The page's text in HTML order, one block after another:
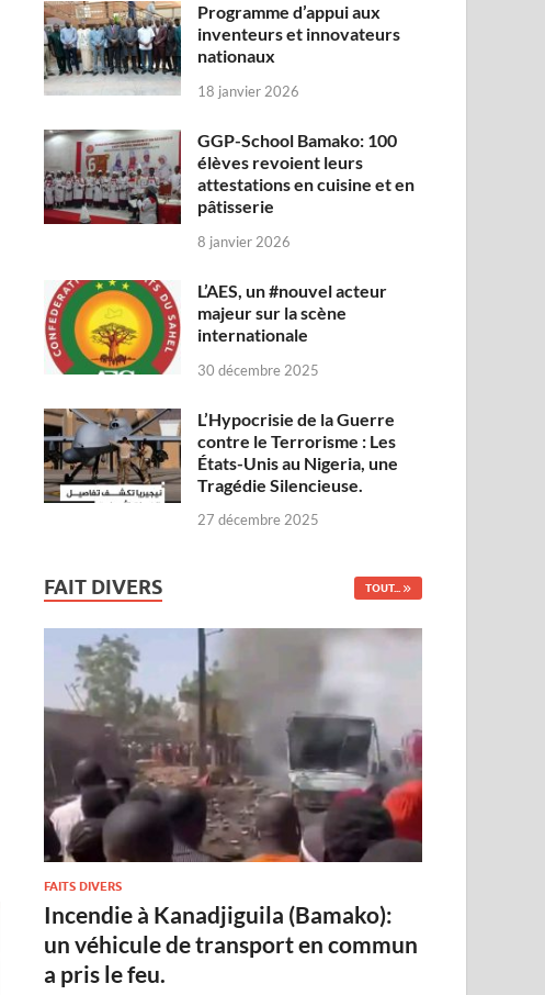
Programme d’appui aux
inventeurs et innovateurs
nationaux
18 janvier 2026
GGP-School Bamako: 100
élèves revoient leurs
attestations en cuisine et en
pâtisserie
8 janvier 2026
L’AES, un #nouvel acteur
majeur sur la scène
internationale
30 décembre 2025
L’Hypocrisie de la Guerre
contre le Terrorisme : Les
États-Unis au Nigeria, une
Tragédie Silencieuse.
27 décembre 2025
FAIT DIVERS TOUT...
FAITS DIVERS
Incendie à Kanadjiguila (Bamako):
un véhicule de transport en commun
a pris le feu.